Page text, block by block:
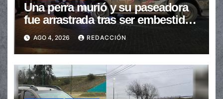
Una perra murió y su paseadora
fue arrastrada tras ser embestidas
en la senda peatonal
AGO 4, 2026 REDACCIÓN